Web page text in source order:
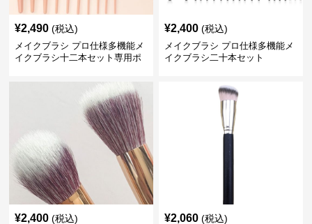
¥2,490 (税込)
メイクブラシ プロ仕様多機能メ
イクブラシ十二本セット専用ポ
¥2,400 (税込)
メイクブラシ プロ仕様多機能メ
イクブラシ二十本セット
¥2,400 (税込) ¥2,060 (税込)